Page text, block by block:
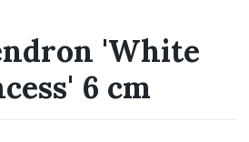
'White
6 cm